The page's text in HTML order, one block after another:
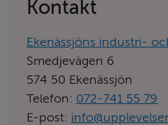
Kontakt
Länk
till
aktörens
hemsida:
Ekenässjöns industri-
Smedjevägen 6
574 50 Ekenässjön
Telefon: 072-741 55 79
E-post: